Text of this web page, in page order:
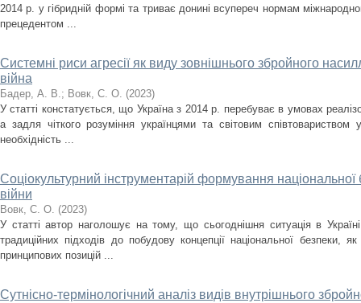
2014 р. у гібридній формі та триває донині всупереч нормам
прецедентом ...
Системні риси агресії як виду зовнішнього збройного
війна
Бадер, А. В.; Вовк, С. О. (2023)
У статті констатується, що Україна з 2014 р. перебуває в умовах
а задля чіткого розуміння українцями та світовим співтовариством
необхідність ...
Соціокультурний інструментарій формування
війни
Вовк, С. О. (2023)
У статті автор наголошує на тому, що сьогоднішня ситуація в
традиційних підходів до побудову концепції національної безпеки,
принципових позицій ...
Сутнісно-термінологічний аналіз видів внутрішнього